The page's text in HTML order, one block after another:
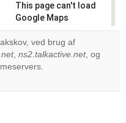
This page can't load
Google Maps
correctly.
Do you
own this
ved brug af
, ns2.talkactive.net, og